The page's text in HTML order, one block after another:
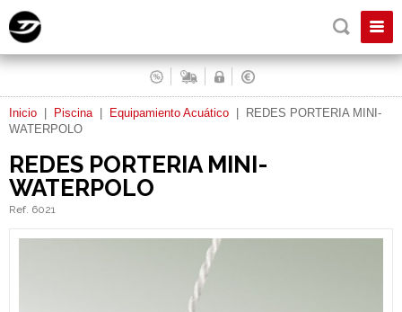
Inicio Piscina| Equipamiento Acuático
REDES PORTERIA MINI-
WATERPOLO
REDES PORTERIA MINI-
WATERPOLO
Ref. 6021